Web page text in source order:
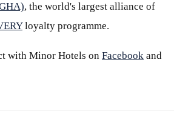
, the world's largest alliance of
loyalty programme.
with Minor Hotels on Facebook and